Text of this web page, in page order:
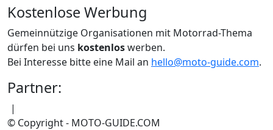
Kostenlose Werbung
Gemeinnützige Organisationen mit Motorrad-Thema
dürfen bei uns kostenloswerben.
Bei Interesse bitte eine Mail an hello@moto-guide.com.
Partner:
|
© Copyright - MOTO-GUIDE.COM